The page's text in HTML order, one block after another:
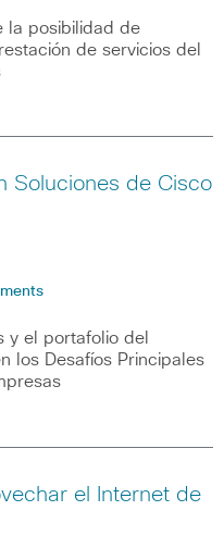
la posibilidad de
de servicios del
Soluciones de Cisco
y el portafolio del
los Desafíos Principales
el Internet de